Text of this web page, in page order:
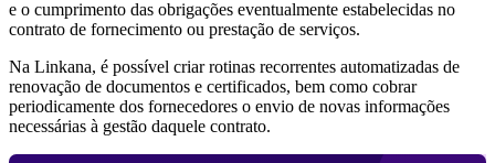
e o cumprimento das obrigações eventualmente estabelecidas no
contrato de fornecimento ou prestação de serviços.
Na Linkana, é possível criar rotinas recorrentes automatizadas de
renovação de documentos e certificados, bem como cobrar
periodicamente dos fornecedores o envio de novas informações
necessárias à gestão daquele contrato.